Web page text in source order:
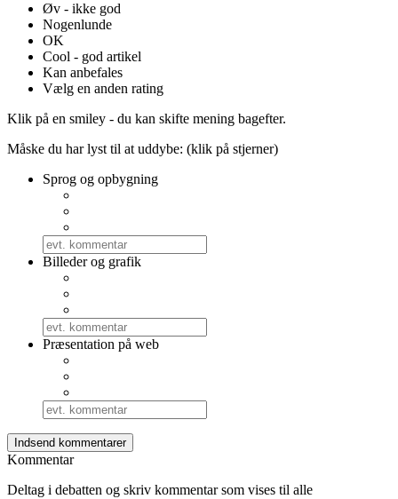
Øv - ikke god
Nogenlunde
OK
Cool - god artikel
Kan anbefales
Vælg en anden rating
Klik på en smiley - du kan skifte mening bagefter.
Måske du har lyst til at uddybe: (klik på stjerner)
Sprog og opbygning
Billeder og grafik
Præsentation på web
Kommentar
Deltag i debatten og skriv kommentar som vises til alle